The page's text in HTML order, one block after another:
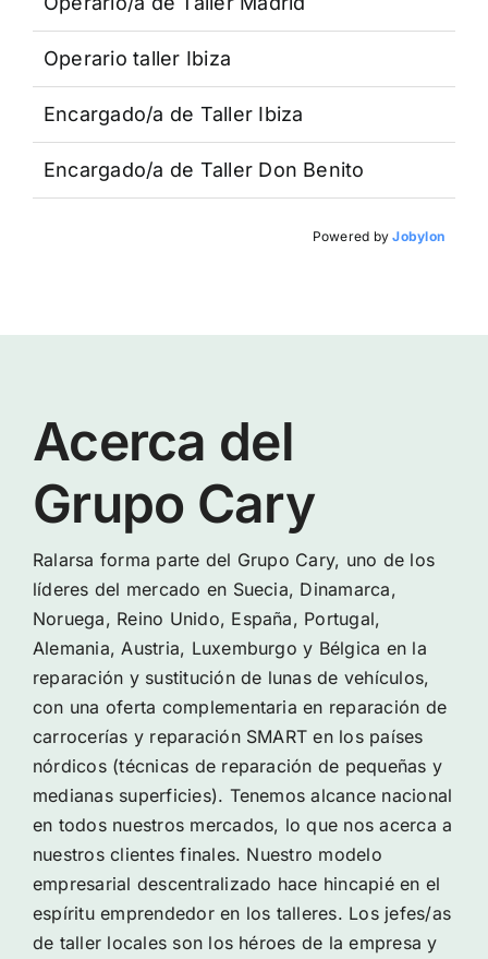
Operario taller Ibiza
Encargado/a de Taller Ibiza
Encargado/a de Taller Don Benito
Powered byJobylon
Acerca del
Grupo Cary
Ralarsa forma parte del Grupo Cary, uno de los
líderes del mercado en Suecia, Dinamarca,
Noruega, Reino Unido, España, Portugal,
Alemania, Austria, Luxemburgo y Bélgica en la
reparación y sustitución de lunas de vehículos,
con una oferta complementaria en reparación de
carrocerías y reparación SMART en los países
nórdicos (técnicas de reparación de pequeñas y
medianas superficies). Tenemos alcance nacional
en todos nuestros mercados, lo que nos acerca a
nuestros clientes finales. Nuestro modelo
empresarial descentralizado hace hincapié en el
espíritu emprendedor en los talleres. Los jefes/as
de taller locales son los héroes de la empresa y